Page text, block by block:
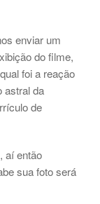
enviar um
do filme,
foi a reação
astral da
de
aí então
sua foto será